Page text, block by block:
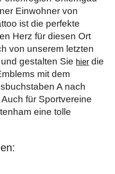
Einwohner von
ist die perfekte
Herz für diesen Ort
von unserem letzten
gestalten Sie hier die
mit dem
A nach
für Sportvereine
eine tolle